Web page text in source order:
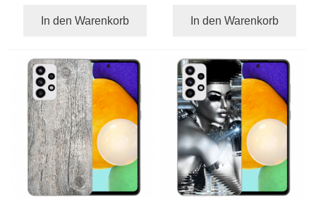
In den Warenkorb In den Warenkorb